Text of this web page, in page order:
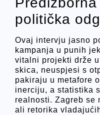
politička
Ovaj intervju jasno
kampanja u punih
vitalni projekti drže
skica, neuspjesi s
pakiraju u metafore
inerciju, a statistika
realnosti. Zagreb se
ali retorika